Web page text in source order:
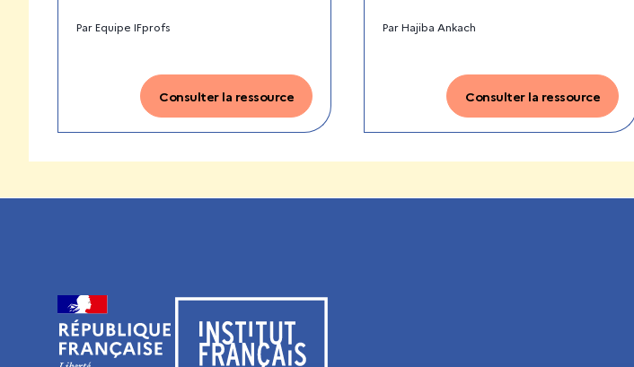
ParEquipe IFprofs
Consulter la ressource
ParHajiba Ankach
Consulter la ressource
Visiter le site de l’Institut français